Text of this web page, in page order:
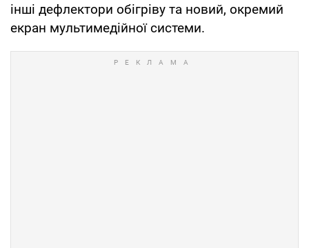
інші дефлектори обігріву та новий, окремий
екран мультимедійної системи.